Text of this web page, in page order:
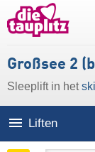
Großsee 2
Sleeplift in het
Liften